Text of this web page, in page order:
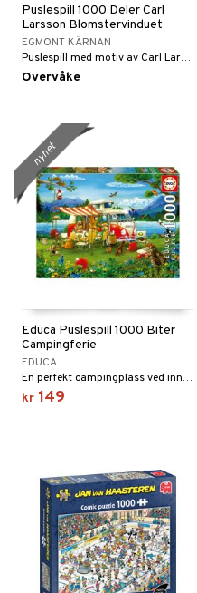
Puslespill 1000 Deler Carl
Larsson Blomstervinduet
EGMONT KÄRNAN
Puslespill med motiv av Carl Larsson
Overvåke
Educa Puslespill 1000 Biter
Campingferie
EDUCA
En perfekt campingplass ved innsjøen.
kr 149
nyhet